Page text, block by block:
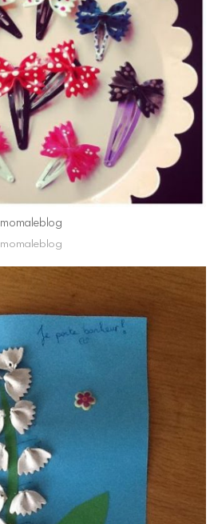
momaleblog
momaleblog